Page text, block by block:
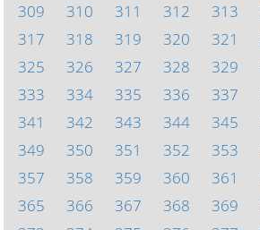
309
310 311 312 313
317
318 319 320 321
325
326 327 328 329
333
334 335 336 337
341
342 343 344 345
349
350 351 352 353
357
358 359 360 361
365
366 367 368 369